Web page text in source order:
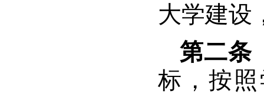
大学建设
第二条
标，按